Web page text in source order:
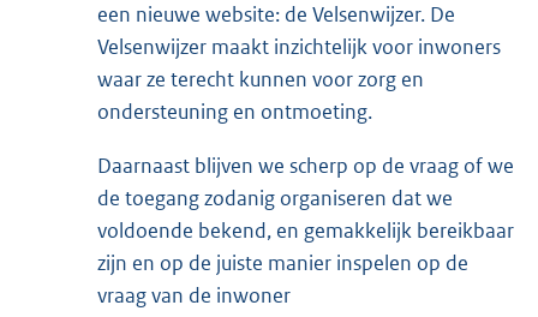
een nieuwe website: de Velsenwijzer. De
Velsenwijzer maakt inzichtelijk voor inwoners
waar ze terecht kunnen voor zorg en
ondersteuning en ontmoeting.
Daarnaast blijven we scherp op de vraag of we
de toegang zodanig organiseren dat we
voldoende bekend, en gemakkelijk bereikbaar
zijn en op de juiste manier inspelen op de
vraag van de inwoner